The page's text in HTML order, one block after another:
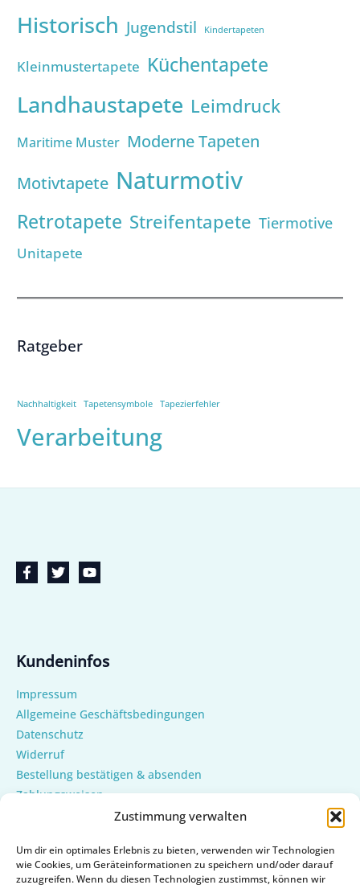
Zustimmung verwalten
Um dir ein optimales Erlebnis zu bieten, verwenden wir Technologien
wie Cookies, um Geräteinformationen zu speichern und/oder darauf
zuzugreifen. Wenn du diesen Technologien zustimmst, können wir
Historisch Jugendstil Kindertapeten
Kleinmustertapete Küchentapete
Landhaustapete Leimdruck
Maritime Muster Moderne Tapeten
Motivtapete Naturmotiv
Retrotapete Streifentapete Tiermotive
Unitapete
Ratgeber
Nachhaltigkeit Tapetensymbole Tapezierfehler
Verarbeitung
Kundeninfos
Impressum
Allgemeine Geschäftsbedingungen
Datenschutz
Widerruf
Bestellung bestätigen & absenden
Zahlungsweisen
Versand & Lieferung
Cookie-Richtlinie (EU)